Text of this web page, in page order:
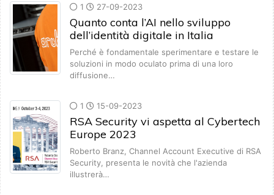
1 27-09-2023
Quanto conta l’AI nello sviluppo
dell’identità digitale in Italia
Perché è fondamentale sperimentare e testare le
soluzioni in modo oculato prima di una loro
diffusione…
1 15-09-2023
RSA Security vi aspetta al Cybertech
Europe 2023
Roberto Branz, Channel Account Executive di RSA
Security, presenta le novità che l'azienda
illustrerà…